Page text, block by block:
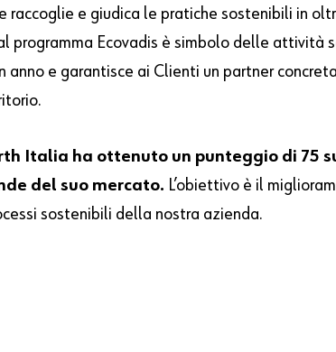
raccoglie e giudica le pratiche sostenibili in
programma Ecovadis è simbolo delle attività
anno e garantisce ai Clienti un partner
Italia ha ottenuto un punteggio di 75
del suo mercato. L’obiettivo è il
sostenibili della nostra azienda.